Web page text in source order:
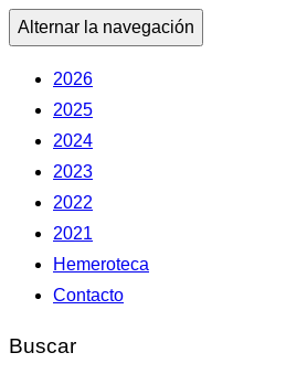
Alternar la navegación
2026
2025
2024
2023
2022
2021
Hemeroteca
Contacto
Buscar